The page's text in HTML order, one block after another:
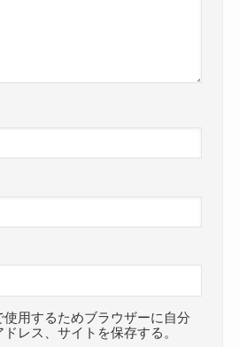
使用するためブラウザーに自分
レス、サイトを保存する。